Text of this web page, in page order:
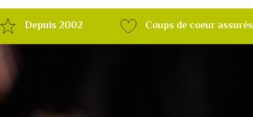
Depuis 2002 Coups de coeur assurés